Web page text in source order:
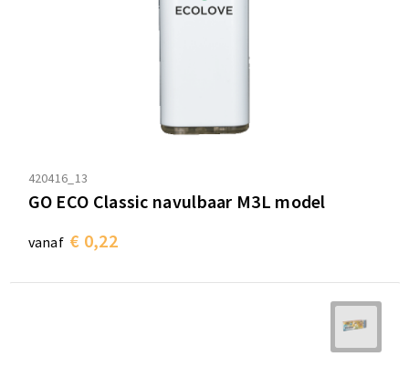
420416_13
GO ECO Classic navulbaar M3L model
vanaf € 0,22